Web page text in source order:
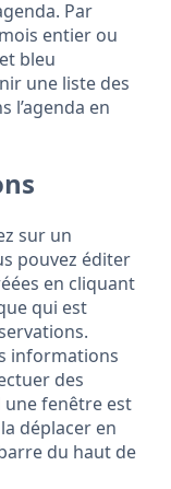
Par
entier ou
bleu
une liste des
l’agenda en
sur un
pouvez éditer
en cliquant
qui est
informations
des
une fenêtre est
déplacer en
du haut de